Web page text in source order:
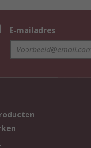
E-mailadres